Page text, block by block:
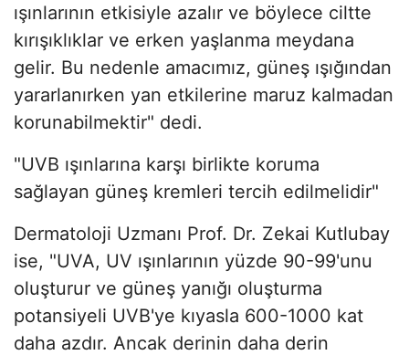
ışınlarının etkisiyle azalır ve böylece ciltte
kırışıklıklar ve erken yaşlanma meydana
gelir. Bu nedenle amacımız, güneş ışığından
yararlanırken yan etkilerine maruz kalmadan
korunabilmektir" dedi.
"UVB ışınlarına karşı birlikte koruma
sağlayan güneş kremleri tercih edilmelidir"
Dermatoloji Uzmanı Prof. Dr. Zekai Kutlubay
ise, "UVA, UV ışınlarının yüzde 90-99'unu
oluşturur ve güneş yanığı oluşturma
potansiyeli UVB'ye kıyasla 600-1000 kat
daha azdır. Ancak derinin daha derin